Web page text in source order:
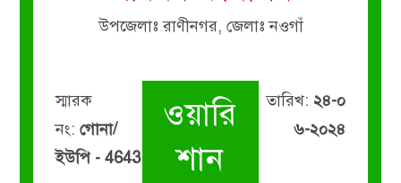
উপজেলাঃ রাণীনগর, জেলাঃ নওগাঁ
স্মারক
নং:গোনা/
ইউপি - 4643
ওয়ারি
শান
তারিখ: ২৪-০
৬-২০২৪